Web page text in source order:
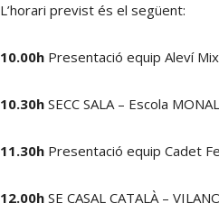
L’horari previst és el següent:
10.00h Presentació equip Aleví
10.30h SECC SALA – Escola
11.30h Presentació equip Cadet
12.00h SE CASAL CATALÀ –